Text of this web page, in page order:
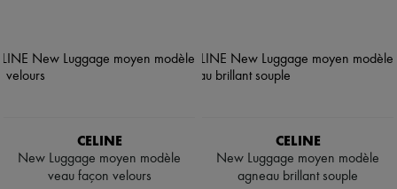
CELINE
New Luggage moyen modèle
veau façon velours
CELINE
New Luggage moyen modèle
agneau brillant souple